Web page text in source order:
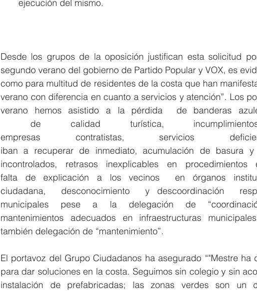
ejecución del mismo.
Desde los grupos de la oposición justifican esta solicitud
segundo verano del gobierno de Partido Popular y VOX, es
como para multitud de residentes de la costa que han
verano con diferencia en cuanto a servicios y atención”. Los
verano hemos asistido a la pérdida  de banderas
de calidad turística,
empresas contratistas, servicios
iban a recuperar de inmediato, acumulación de basura
incontrolados, retrasos inexplicables en procedimientos
falta de explicación a los vecinos  en órganos
ciudadana,  desconocimiento  y descoordinación
municipales pese a la delegación de
mantenimientos adecuados en infraestructuras
también delegación de “mantenimiento”.
El portavoz del Grupo Ciudadanos ha asegurado “"Mestre
para dar soluciones en la costa. Seguimos sin colegio y sin
instalación de prefabricadas; las zonas verdes son un